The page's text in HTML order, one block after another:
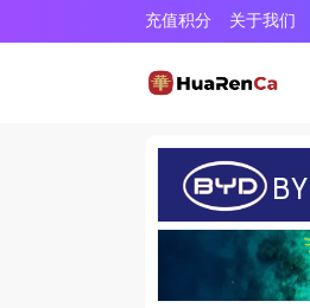
充值积分 关于我们